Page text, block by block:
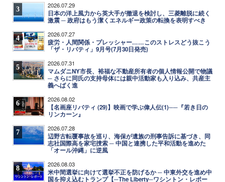
3 2026.07.29
日本の洋上風力から英大手が撤退を検討し、三菱離脱に続く
激震 ─ 政府はもう潔くエネルギー政策の転換を表明すべき
4 2026.07.27
疲労・人間関係・プレッシャー……このストレスどう抜こう
「ザ・リバティ」9月号(7月30日発売)
5 2026.07.31
マムダニNY市長、裕福な不動産所有者の個人情報公開で物議
─ さらに同氏の支持母体には親中活動家も入り込み、共産主
義へばく進
6 2026.08.02
【名画座リバティ (29)】映画で学ぶ偉人伝(1)──『若き日の
リンカーン』
7 2026.07.28
辺野古転覆事故を巡り、海保が遺族の刑事告訴に基づき、同
志社国際高を家宅捜索 ─ 中国と連携した平和活動を進めた
「オール沖縄」に逆風
8 2026.08.03
米中間選挙に向けて選挙不正を防げるか ─ 中東外交を進め中
国を抑え込むトランプ【─The Liberty─ワシントン・レポー